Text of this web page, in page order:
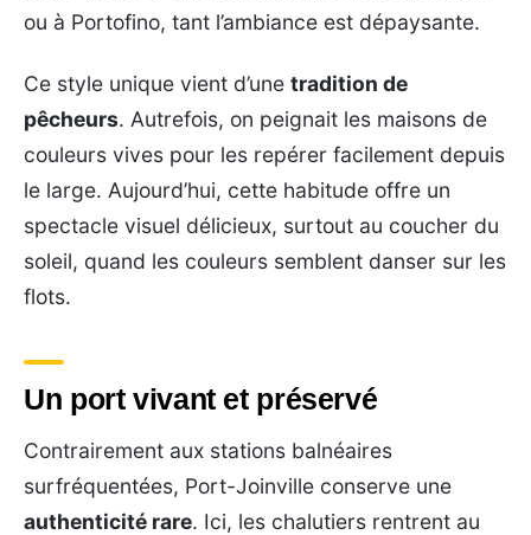
ou à Portofino, tant l’ambiance est dépaysante.
Ce style unique vient d’une tradition de
pêcheurs. Autrefois, on peignait les maisons de
couleurs vives pour les repérer facilement depuis
le large. Aujourd’hui, cette habitude offre un
spectacle visuel délicieux, surtout au coucher du
soleil, quand les couleurs semblent danser sur les
flots.
Un port vivant et préservé
Contrairement aux stations balnéaires
surfréquentées, Port-Joinville conserve une
authenticité rare. Ici, les chalutiers rentrent au